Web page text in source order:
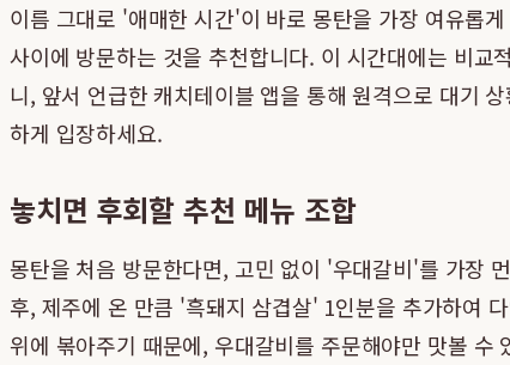
이름 그대로 '애매한 시간'이 바로 몽탄을 가장 여유롭
사이에 방문하는 것을 추천합니다. 이 시간대에는 비
니, 앞서 언급한 캐치테이블 앱을 통해 원격으로 대기
하게 입장하세요.
놓치면 후회할 추천 메뉴 조합
몽탄을 처음 방문한다면, 고민 없이 '우대갈비'를 가장
후, 제주에 온 만큼 '흑돼지 삼겹살' 1인분을 추가하여
위에 볶아주기 때문에, 우대갈비를 주문해야만 맛볼